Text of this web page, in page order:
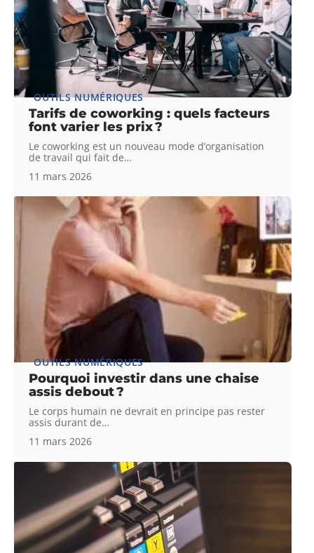
OUTILS NUMÉRIQUES
Tarifs de coworking : quels facteurs
font varier les prix ?
Le coworking est un nouveau mode d’organisation
de travail qui fait de…
11 mars 2026
OUTILS NUMÉRIQUES
Pourquoi investir dans une chaise
assis debout ?
Le corps humain ne devrait en principe pas rester
assis durant de…
11 mars 2026